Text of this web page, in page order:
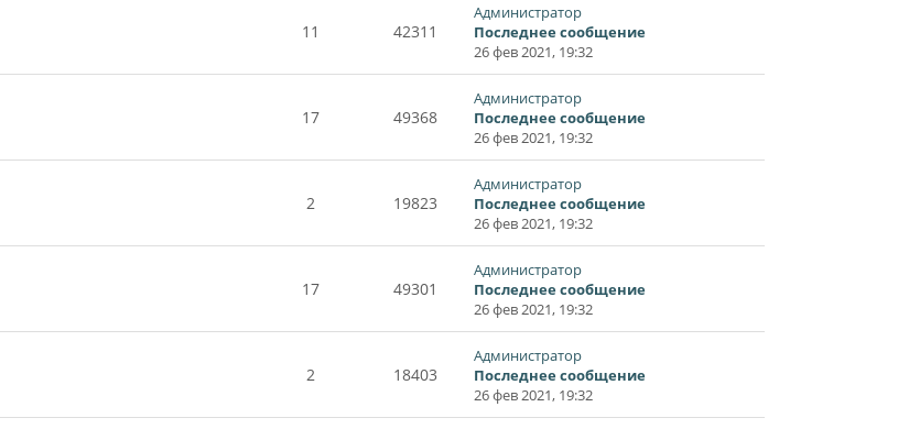
11 42311
Администратор
Последнее сообщение
26 фев 2021, 19:32
17 49368
Администратор
Последнее сообщение
26 фев 2021, 19:32
2 19823
Администратор
Последнее сообщение
26 фев 2021, 19:32
17 49301
Администратор
Последнее сообщение
26 фев 2021, 19:32
2 18403
Администратор
Последнее сообщение
26 фев 2021, 19:32